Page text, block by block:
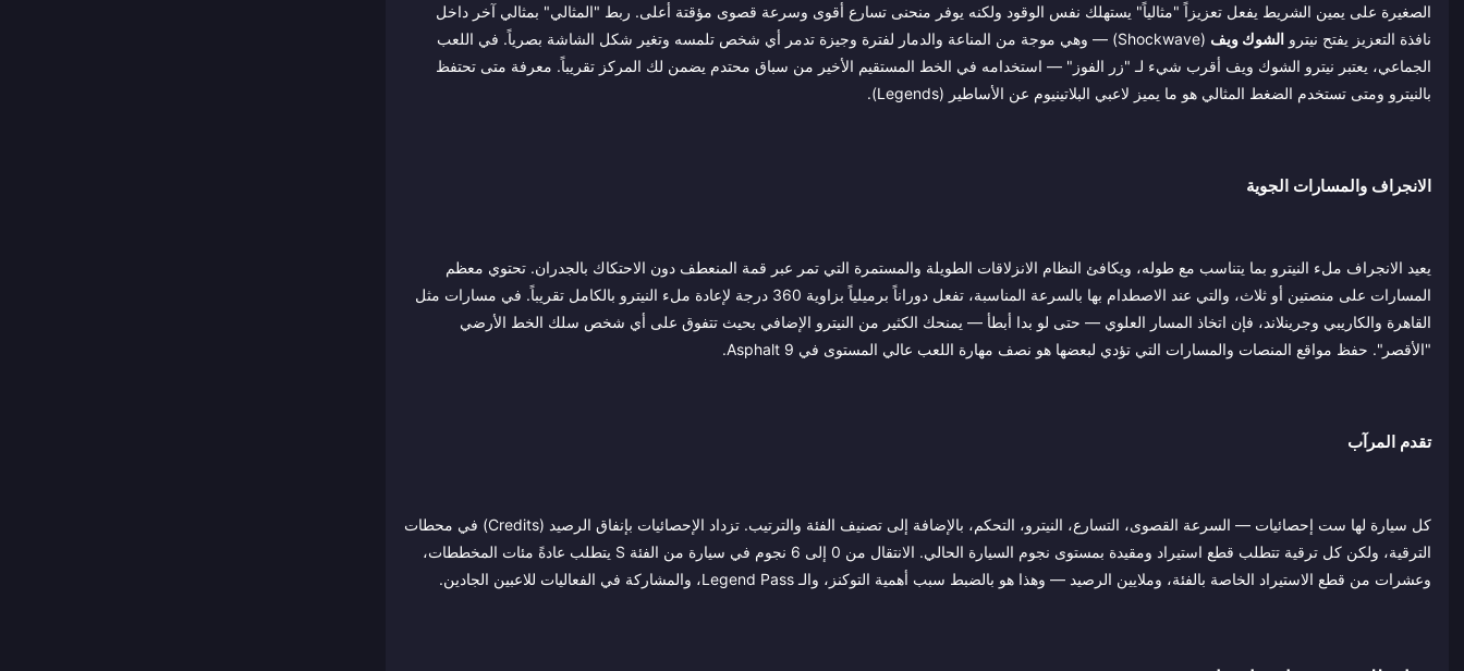
الصغيرة على يمين الشريط يفعل تعزيزاً "مثالياً" يستهلك نفس الوقود ولكنه يوفر منحنى تسارع أقوى وسرعة قصوى مؤقتة أعلى. ربط "المثالي" بمثالي آخر داخل
نافذة التعزيز يفتح نيترو الشوك ويف
(Shockwave) — وهي موجة من المناعة والدمار لفترة وجيزة تدمر أي شخص تلمسه وتغير شكل الشاشة بصرياً. في اللعب
الجماعي، يعتبر نيترو الشوك ويف أقرب شيء لـ "زر الفوز" — استخدامه في الخط المستقيم الأخير من سباق محتدم يضمن لك المركز تقريباً. معرفة متى تحتفظ
بالنيترو ومتى تستخدم الضغط المثالي هو ما يميز لاعبي البلاتينيوم عن الأساطير (Legends).
الانجراف والمسارات الجوية
يعيد الانجراف ملء النيترو بما يتناسب مع طوله، ويكافئ النظام الانزلاقات الطويلة والمستمرة التي تمر عبر قمة المنعطف دون الاحتكاك بالجدران. تحتوي معظم
المسارات على منصتين أو ثلاث، والتي عند الاصطدام بها بالسرعة المناسبة، تفعل دوراناً برميلياً بزاوية 360 درجة لإعادة ملء النيترو بالكامل تقريباً. في مسارات مثل
القاهرة والكاريبي وجرينلاند، فإن اتخاذ المسار العلوي — حتى لو بدا أبطأ — يمنحك الكثير من النيترو الإضافي بحيث تتفوق على أي شخص سلك الخط الأرضي
"الأقصر". حفظ مواقع المنصات والمسارات التي تؤدي لبعضها هو نصف مهارة اللعب عالي المستوى في Asphalt 9.
تقدم المرآب
كل سيارة لها ست إحصائيات — السرعة القصوى، التسارع، النيترو، التحكم، بالإضافة إلى تصنيف الفئة والترتيب. تزداد الإحصائيات بإنفاق الرصيد (Credits) في محطات
الترقية، ولكن كل ترقية تتطلب قطع استيراد ومقيدة بمستوى نجوم السيارة الحالي. الانتقال من 0 إلى 6 نجوم في سيارة من الفئة S يتطلب عادةً مئات المخططات،
وعشرات من قطع الاستيراد الخاصة بالفئة، وملايين الرصيد — وهذا هو بالضبط سبب أهمية التوكنز، والـ Legend Pass، والمشاركة في الفعاليات للاعبين الجادين.